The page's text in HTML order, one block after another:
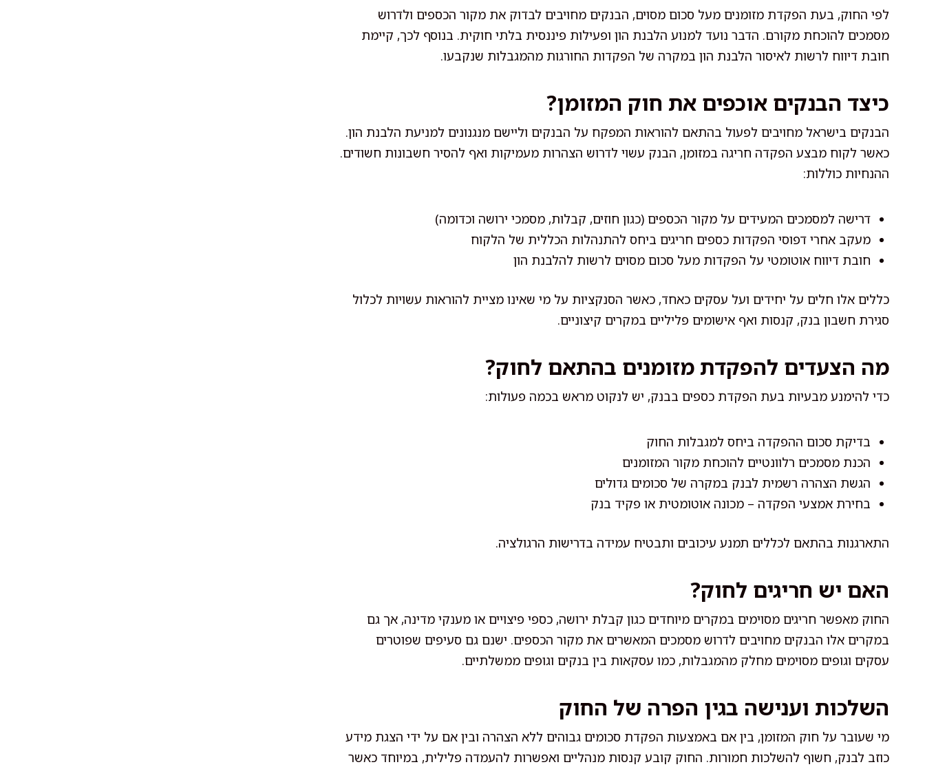
לפי החוק, בעת הפקדת מזומנים מעל סכום מסוים, הבנקים מחויבים לבדוק את מקור הכספים ולדרוש
מסמכים להוכחת מקורם. הדבר נועד למנוע הלבנת הון ופעילות פיננסית בלתי חוקית. בנוסף לכך, קיימת
חובת דיווח לרשות לאיסור הלבנת הון במקרה של הפקדות החורגות מהמגבלות שנקבעו.
כיצד הבנקים אוכפים את חוק המזומן?
הבנקים בישראל מחויבים לפעול בהתאם להוראות המפקח על הבנקים וליישם מנגנונים למניעת הלבנת הון.
כאשר לקוח מבצע הפקדה חריגה במזומן, הבנק עשוי לדרוש הצהרות מעמיקות ואף להסיר חשבונות חשודים.
ההנחיות כוללות:
דרישה למסמכים המעידים על מקור הכספים (כגון חוזים, קבלות, מסמכי ירושה וכדומה)
מעקב אחרי דפוסי הפקדות כספים חריגים ביחס להתנהלות הכללית של הלקוח
חובת דיווח אוטומטי על הפקדות מעל סכום מסוים לרשות להלבנת הון
כללים אלו חלים על יחידים ועל עסקים כאחד, כאשר הסנקציות על מי שאינו מציית להוראות עשויות לכלול
סגירת חשבון בנק, קנסות ואף אישומים פליליים במקרים קיצוניים.
מה הצעדים להפקדת מזומנים בהתאם לחוק?
כדי להימנע מבעיות בעת הפקדת כספים בבנק, יש לנקוט מראש בכמה פעולות:
בדיקת סכום ההפקדה ביחס למגבלות החוק
הכנת מסמכים רלוונטיים להוכחת מקור המזומנים
הגשת הצהרה רשמית לבנק במקרה של סכומים גדולים
בחירת אמצעי הפקדה – מכונה אוטומטית או פקיד בנק
התארגנות בהתאם לכללים תמנע עיכובים ותבטיח עמידה בדרישות הרגולציה.
האם יש חריגים לחוק?
החוק מאפשר חריגים מסוימים במקרים מיוחדים כגון קבלת ירושה, כספי פיצויים או מענקי מדינה, אך גם
במקרים אלו הבנקים מחויבים לדרוש מסמכים המאשרים את מקור הכספים. ישנם גם סעיפים שפוטרים
עסקים וגופים מסוימים מחלק מהמגבלות, כמו עסקאות בין בנקים וגופים ממשלתיים.
השלכות וענישה בגין הפרה של החוק
מי שעובר על חוק המזומן, בין אם באמצעות הפקדת סכומים גבוהים ללא הצהרה ובין אם על ידי הצגת מידע
כוזב לבנק, חשוף להשלכות חמורות. החוק קובע קנסות מנהליים ואפשרות להעמדה פלילית, במיוחד כאשר